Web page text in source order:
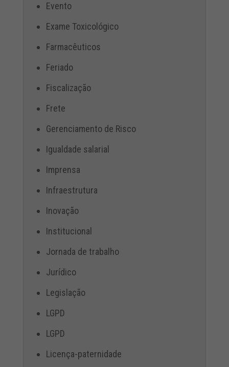
Evento
Exame Toxicológico
Farmacêuticos
Feriado
Fiscalização
Frete
Gerenciamento de Risco
Igualdade salarial
Imprensa
Infraestrutura
Inovação
Institucional
Jornada de trabalho
Jurídico
Legislação
LGPD
LGPD
Licença-paternidade